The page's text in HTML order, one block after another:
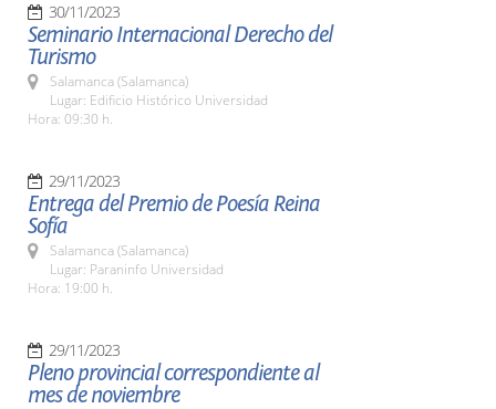
30/11/2023
Seminario Internacional Derecho del
Turismo
Salamanca (Salamanca)
Lugar: Edificio Histórico Universidad
Hora: 09:30 h.
29/11/2023
Entrega del Premio de Poesía Reina
Sofía
Salamanca (Salamanca)
Lugar: Paraninfo Universidad
Hora: 19:00 h.
29/11/2023
Pleno provincial correspondiente al
mes de noviembre